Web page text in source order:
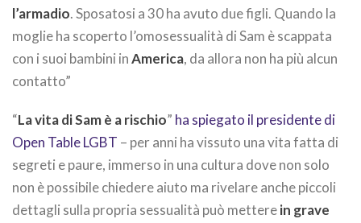
l’armadio. Sposatosi a 30 ha avuto due figli. Quando la
moglie ha scoperto l’omosessualità di Sam è scappata
con i suoi bambini inAmerica, da allora non ha più alcun
contatto”
“La vita di Sam è a rischio” ha spiegato il presidente di
Open Table LGBT – per anni ha vissuto una vita fatta di
segreti e paure, immerso in una cultura dove non solo
non è possibile chiedere aiuto ma rivelare anche piccoli
dettagli sulla propria sessualità può metterein grave